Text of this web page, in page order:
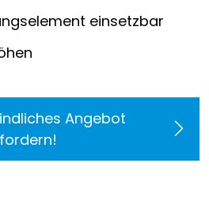
einsetzbar
Angebot